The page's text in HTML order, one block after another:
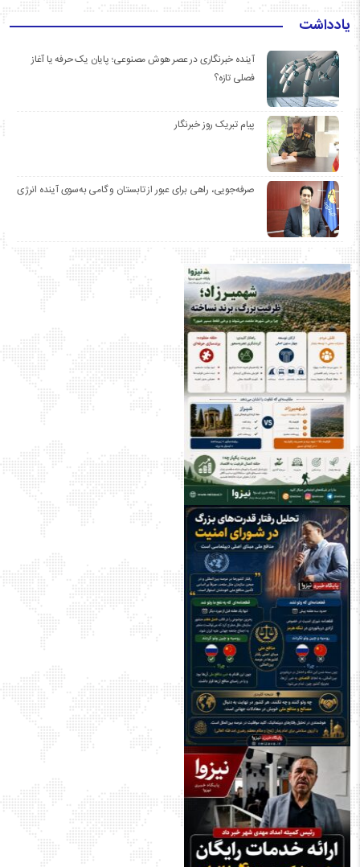
یادداشت
آینده خبرنگاری در عصر هوش مصنوعی؛ پایان یک حرفه یا آغاز
فصلی تازه؟
پیام تبریک روز خبرنگار
صرفه‌جویی، راهی برای عبور از تابستان و گامی به‌سوی آینده انرژی